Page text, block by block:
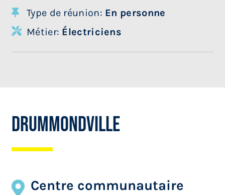
Type de réunion: En personne
Métier: Électriciens
Drummondville
Centre communautaire